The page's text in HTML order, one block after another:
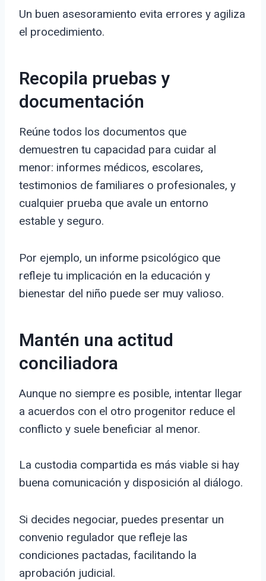
Un buen asesoramiento evita errores y agiliza
el procedimiento.
Recopila pruebas y
documentación
Reúne todos los documentos que
demuestren tu capacidad para cuidar al
menor: informes médicos, escolares,
testimonios de familiares o profesionales, y
cualquier prueba que avale un entorno
estable y seguro.
Por ejemplo, un informe psicológico que
refleje tu implicación en la educación y
bienestar del niño puede ser muy valioso.
Mantén una actitud
conciliadora
Aunque no siempre es posible, intentar llegar
a acuerdos con el otro progenitor reduce el
conflicto y suele beneficiar al menor.
La custodia compartida es más viable si hay
buena comunicación y disposición al diálogo.
Si decides negociar, puedes presentar un
convenio regulador que refleje las
condiciones pactadas, facilitando la
aprobación judicial.